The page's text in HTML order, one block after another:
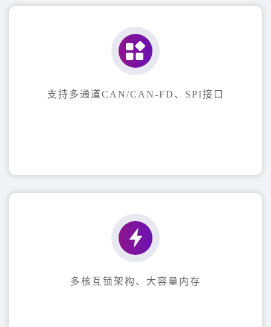
支持多通道CAN/CAN-FD、SPI接口
多核互锁架构、大容量内存